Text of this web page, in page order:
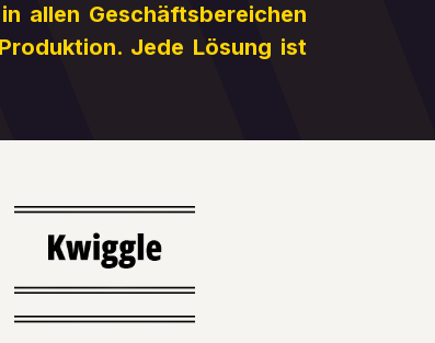
allen Geschäftsbereichen
Jede Lösung ist